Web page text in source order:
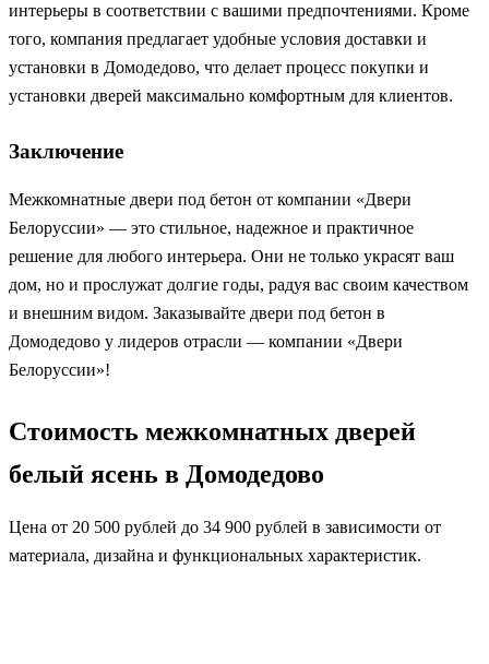
интерьеры в соответствии с вашими предпочтениями. Кроме
того, компания предлагает удобные условия доставки и
установки в Домодедово, что делает процесс покупки и
установки дверей максимально комфортным для клиентов.
Заключение
Межкомнатные двери под бетон от компании «Двери
Белоруссии» — это стильное, надежное и практичное
решение для любого интерьера. Они не только украсят ваш
дом, но и прослужат долгие годы, радуя вас своим качеством
и внешним видом. Заказывайте двери под бетон в
Домодедово у лидеров отрасли — компании «Двери
Белоруссии»!
Стоимость межкомнатных дверей
белый ясень в Домодедово
Цена от 20 500 рублей до 34 900 рублей в зависимости от
материала, дизайна и функциональных характеристик.